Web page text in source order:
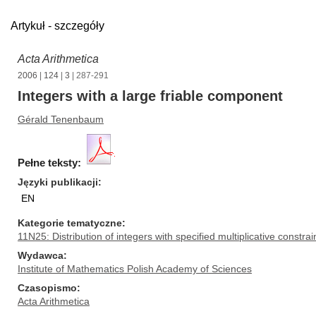
Artykuł - szczegóły
Acta Arithmetica
2006 124 3 | 287-291
Integers with a large friable component
Gérald Tenenbaum
Pełne teksty:
Języki publikacji
EN
Kategorie tematyczne
11N25: Distribution of integers with specified multiplicative
Wydawca
Institute of Mathematics Polish Academy of Sciences
Czasopismo
Acta Arithmetica